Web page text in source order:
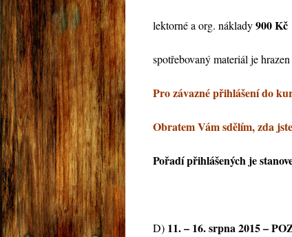
lektorné a org. náklady900 Kč
spotřebovaný materiál je
Pro závazné přihlášení do
Obratem Vám sdělím, zda
Pořadí přihlášených je
D) 11. – 16. srpna 2015 –